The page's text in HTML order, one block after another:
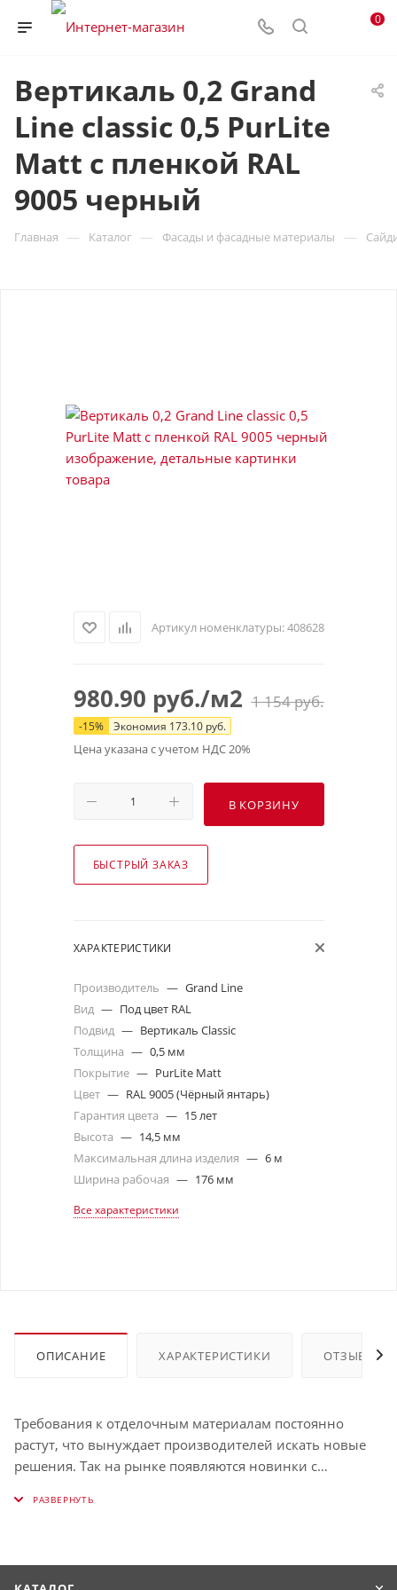
0
Вертикаль 0,2 Grand
Line classic 0,5 PurLite
Мatt с пленкой RAL
9005 черный
Главная — Каталог — Фасады и фасадные материалы —
Артикул номенклатуры:408628
980.90 руб./м2 1 154руб.
-15% Экономия 173.10руб.
Цена указана с учетом НДС 20%
В КОРЗИНУ
БЫСТРЫЙ ЗАКАЗ
ХАРАКТЕРИСТИКИ
Производитель — Grand Line
Вид — Под цвет RAL
Подвид — Вертикаль Classic
Толщина — 0,5 мм
Покрытие — PurLite Matt
Цвет — RAL 9005 (Чёрный янтарь)
Гарантия цвета — 15 лет
Высота — 14,5 мм
Максимальная длина изделия — 6 м
Ширина рабочая — 176 мм
Все характеристики
ОПИСАНИЕ ХАРАКТЕРИСТИКИ ОТЗЫВЫ
Требования к отделочным материалам постоянно
растут, что вынуждает производителей искать новые
решения. Так на рынке появляются новинки с
Металлический сайдинг, оформленный под